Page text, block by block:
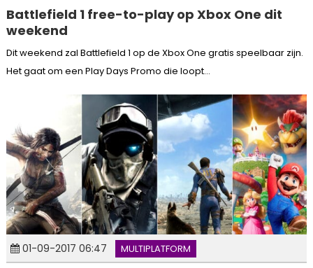
Battlefield 1 free-to-play op Xbox One dit
weekend
Dit weekend zal Battlefield 1 op de Xbox One gratis speelbaar zijn.
Het gaat om een Play Days Promo die loopt...
01-09-2017 06:47 MULTIPLATFORM